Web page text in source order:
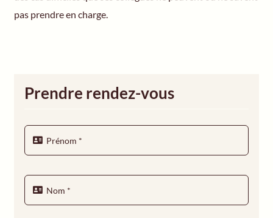
pas prendre en charge.
Prendre rendez-vous